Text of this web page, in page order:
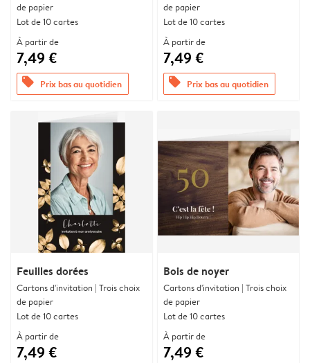
de papier
Lot de 10 cartes
À partir de
7,49 €
offers Prix bas au quotidien
de papier
Lot de 10 cartes
À partir de
7,49 €
offers Prix bas au quotidien
Feuilles dorées
Cartons d'invitation | Trois choix
de papier
Lot de 10 cartes
À partir de
7,49 €
Bois de noyer
Cartons d'invitation | Trois choix
de papier
Lot de 10 cartes
À partir de
7,49 €